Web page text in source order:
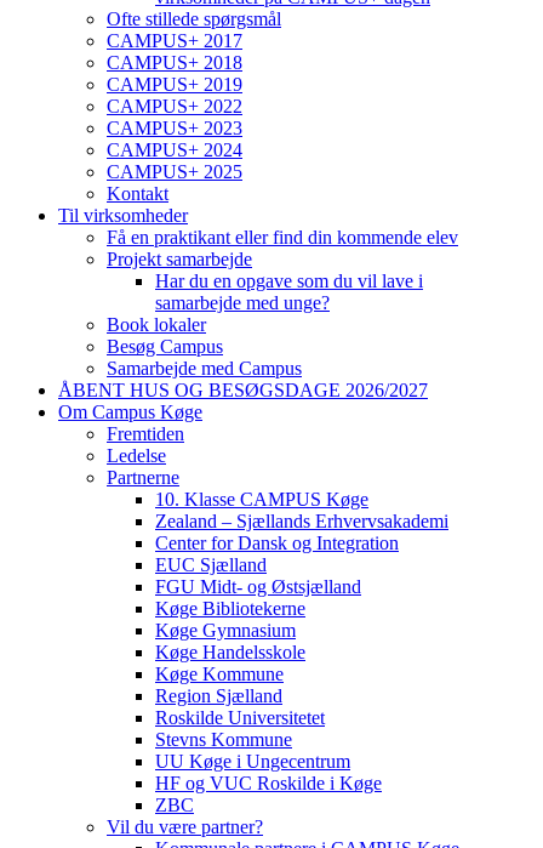
Ofte stillede spørgsmål
CAMPUS+ 2017
CAMPUS+ 2018
CAMPUS+ 2019
CAMPUS+ 2022
CAMPUS+ 2023
CAMPUS+ 2024
CAMPUS+ 2025
Kontakt
Til virksomheder
Få en praktikant eller find din kommende elev
Projekt samarbejde
Har du en opgave som du vil lave i
samarbejde med unge?
Book lokaler
Besøg Campus
Samarbejde med Campus
ÅBENT HUS OG BESØGSDAGE 2026/2027
Om Campus Køge
Fremtiden
Ledelse
Partnerne
10. Klasse CAMPUS Køge
Zealand – Sjællands Erhvervsakademi
Center for Dansk og Integration
EUC Sjælland
FGU Midt- og Østsjælland
Køge Bibliotekerne
Køge Gymnasium
Køge Handelsskole
Køge Kommune
Region Sjælland
Roskilde Universitetet
Stevns Kommune
UU Køge i Ungecentrum
HF og VUC Roskilde i Køge
ZBC
Vil du være partner?